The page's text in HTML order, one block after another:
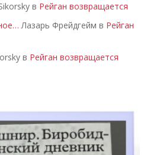
в Рейган возвращается
Лазарь Фрейдгейм в Рейган
в Рейган возвращается